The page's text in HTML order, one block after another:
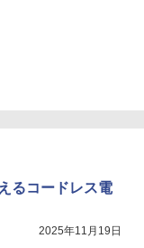
るコードレス電
2025年11月19日